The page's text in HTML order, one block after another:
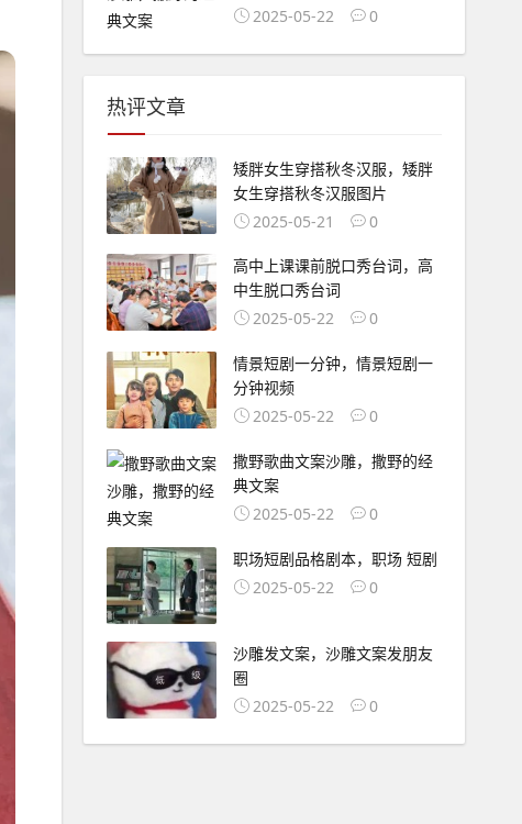
2025-05-22
0
热评文章
矮胖女生穿搭秋冬汉服，矮胖
女生穿搭秋冬汉服图片
2025-05-21
0
高中上课课前脱口秀台词，高
中生脱口秀台词
2025-05-22
0
情景短剧一分钟，情景短剧一
分钟视频
2025-05-22
0
撒野歌曲文案沙雕，撒野的经
典文案
2025-05-22
0
职场短剧品格剧本，职场 短剧
2025-05-22
0
沙雕发文案，沙雕文案发朋友
圈
2025-05-22
0